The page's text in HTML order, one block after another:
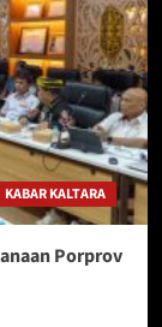
KABAR KALTARA
Porprov